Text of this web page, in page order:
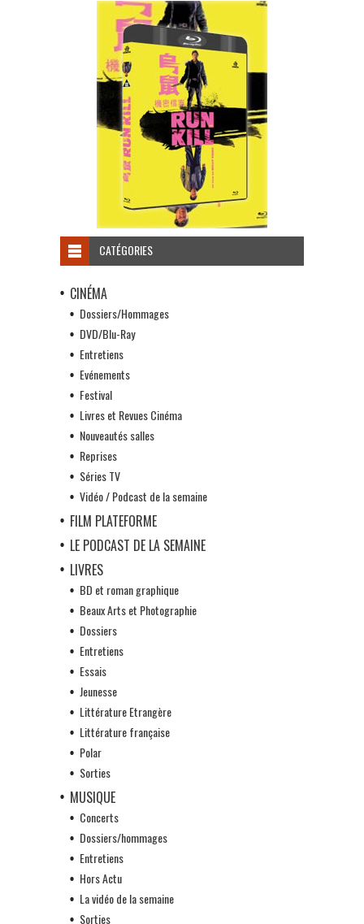
CATÉGORIES
CINÉMA
Dossiers/Hommages
DVD/Blu-Ray
Entretiens
Evénements
Festival
Livres et Revues Cinéma
Nouveautés salles
Reprises
Séries TV
Vidéo / Podcast de la semaine
FILM PLATEFORME
LE PODCAST DE LA SEMAINE
LIVRES
BD et roman graphique
Beaux Arts et Photographie
Dossiers
Entretiens
Essais
Jeunesse
Littérature Etrangère
Littérature française
Polar
Sorties
MUSIQUE
Concerts
Dossiers/hommages
Entretiens
Hors Actu
La vidéo de la semaine
Sorties